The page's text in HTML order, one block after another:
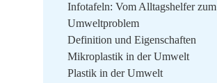
Infotafeln: Vom Alltagshelfer zum
Umweltproblem
Definition und Eigenschaften
Mikroplastik in der Umwelt
Plastik in der Umwelt